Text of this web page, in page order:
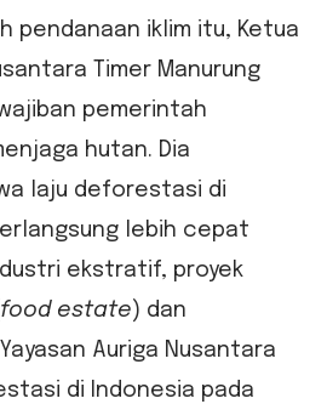
pendanaan iklim itu, Ketua
Timer Manurung
pemerintah
hutan. Dia
laju deforestasi di
lebih cepat
ekstratif, proyek
food estate) dan
Auriga Nusantara
di Indonesia pada